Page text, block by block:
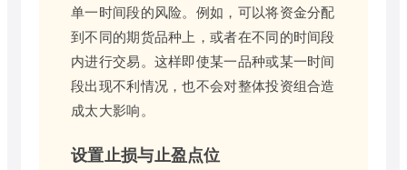
单一时间段的风险。例如，可以将资金分配
到不同的期货品种上，或者在不同的时间段
内进行交易。这样即使某一品种或某一时间
段出现不利情况，也不会对整体投资组合造
成太大影响。
设置止损与止盈点位